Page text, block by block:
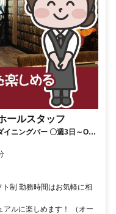
ールスタッフ
ニングバー 〇週3日～OK
制 勤務時間はお気軽に相
ルに楽しめます！ （オー